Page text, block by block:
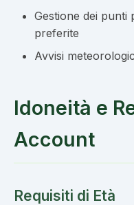
Gestione dei punti
preferite
Avvisi
Idoneità e
Account
Requisiti di Età